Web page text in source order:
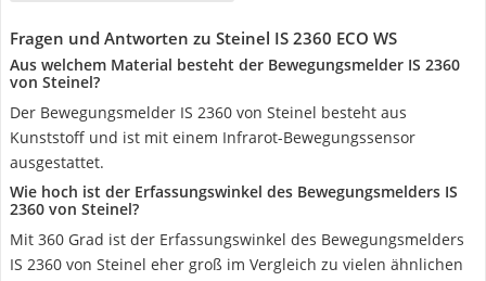
Fragen und Antworten zu Steinel IS 2360 ECO WS
Aus welchem Material besteht der Bewegungsmelder IS 2360
von Steinel?
Der Bewegungsmelder IS 2360 von Steinel besteht aus
Kunststoff und ist mit einem Infrarot-Bewegungssensor
ausgestattet.
Wie hoch ist der Erfassungswinkel des Bewegungsmelders IS
2360 von Steinel?
Mit 360 Grad ist der Erfassungswinkel des Bewegungsmelders
IS 2360 von Steinel eher groß im Vergleich zu vielen ähnlichen